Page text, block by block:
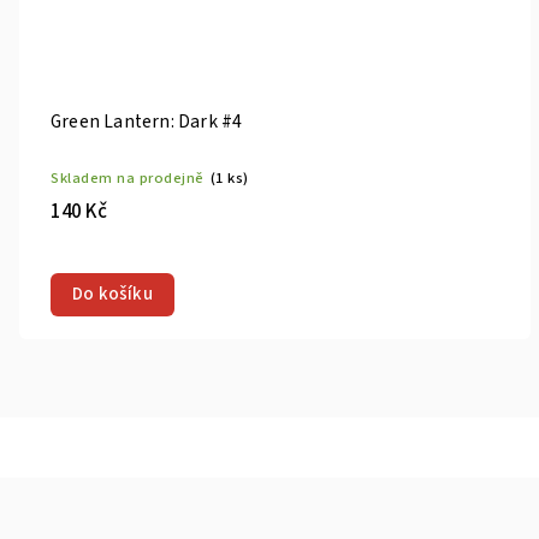
Green Lantern: Dark #4
Skladem na prodejně (1 ks)
140 Kč
Do košíku